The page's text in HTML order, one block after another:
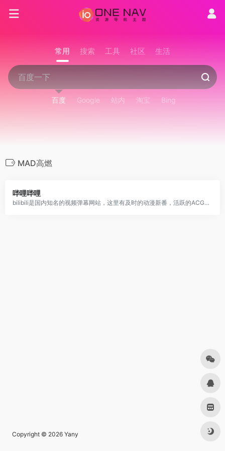
常用 搜索 工具 社区 生活
百度 Google 站内 淘宝 Bing
MAD高燃
哔哩哔哩
bilibili是国内知名的视频弹幕网站，这里有及时的动漫新番，活跃的ACG氛围，有创意的Up主。大家可以在这里找到许多欢乐。
Copyright © 2026 Yany